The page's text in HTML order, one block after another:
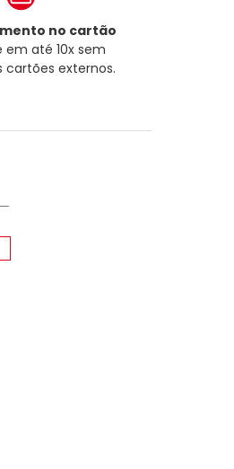
no cartão
em até 10x sem
cartões externos.